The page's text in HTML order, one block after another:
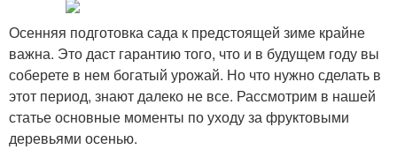
Осенняя подготовка сада к предстоящей зиме крайне
важна. Это даст гарантию того, что и в будущем году вы
соберете в нем богатый урожай. Но что нужно сделать в
этот период, знают далеко не все. Рассмотрим в нашей
статье основные моменты по уходу за фруктовыми
деревьями осенью.